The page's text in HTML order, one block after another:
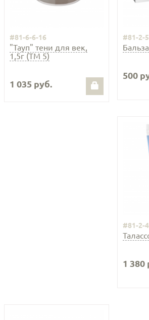
#81-6-6-16
"Тауп" тени для век,
1,5г (ТМ 5)
1 035 руб.
#81-2-
500
#81-2-
1 380